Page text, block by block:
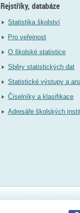
Rejstříky, databáze
Statistika školství
Pro veřejnost
O školské statistice
Sběry statistických dat
Statistické výstupy a
Číselníky a klasifikace
Adresáře školských